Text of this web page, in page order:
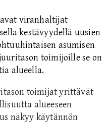
viranhaltijat
kestävyydellä uusien
asumisen
toimijoille se on
alueella.
toimijat yrittävät
alueeseen
näkyy käytännön